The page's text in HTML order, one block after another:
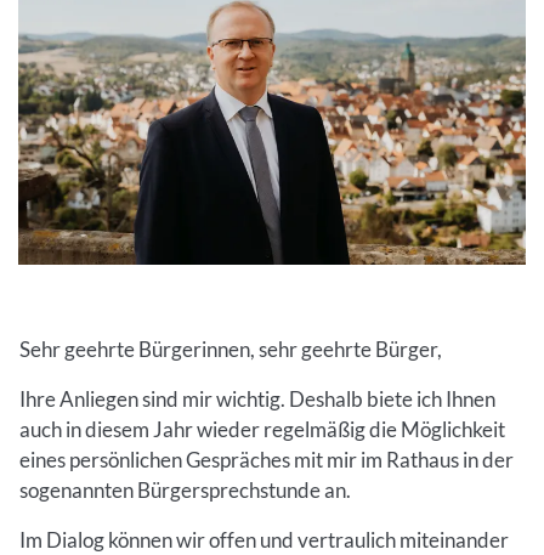
Sehr geehrte Bürgerinnen, sehr geehrte Bürger,
Ihre Anliegen sind mir wichtig. Deshalb biete ich Ihnen
auch in diesem Jahr wieder regelmäßig die Möglichkeit
eines persönlichen Gespräches mit mir im Rathaus in der
sogenannten Bürgersprechstunde an.
Im Dialog können wir offen und vertraulich miteinander